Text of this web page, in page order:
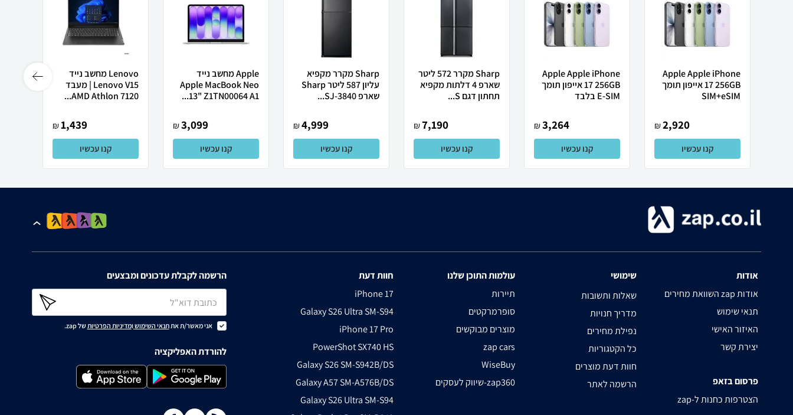
Apple Apple iPhone
17 256GB אייפון תומך
SIM+eSIM
2,920
₪
קנו עכשיו
Apple Apple iPhone
17 256GB אייפון תומך
E-SIM בלבד
3,264
₪
קנו עכשיו
Sharp מקרר 572 ליטר
שארפ 4 דלתות מקפיא
תחתון דגם S...
7,190
₪
קנו עכשיו
Sharp מקרר מקפיא
עליון 587 ליטר Sharp
שארפ SJ-3840...
4,999
₪
קנו עכשיו
Apple מחשב נייד
Apple MacBook Neo
13" Z1TN00064 A1...
3,099
₪
קנו עכשיו
Lenovo מחשב נייד
Lenovo V15 | מעבד
AMD Athlon 7120...
1,439
₪
קנו עכשיו
אודות
השוואת מחירים zap אודות
תנאי שימוש
האיזור האישי
יצירת קשר
פרסום בזאפ
zap-הצטרפות כחנות ל
שימושי
שאלות ותשובות
מדריך חנויות
נפילת מחירים
כל הקטגוריות
חוות דעת מוצרים
הרשמה לאתר
עולמות התוכן שלנו
תיירות
סופרמרקטים
מוצרים מבוקשים
zap cars
WiseBuy
שיווק לעסקים-zap360
חוות דעת
iPhone 17
Galaxy S26 Ultra SM-S94
iPhone 17 Pro
PowerShot SX740 HS
Galaxy S26 SM-S942B/DS
Galaxy A57 SM-A576B/DS
Galaxy S26 Ultra SM-S94
הרשמה לקבלת עדכונים ומבצעים
אני מאשר/ת אתתנאי השימושומדיניות הפרטיותשל zap.
להורדת האפליקציה